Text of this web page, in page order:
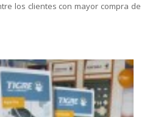
los clientes con mayor compra de